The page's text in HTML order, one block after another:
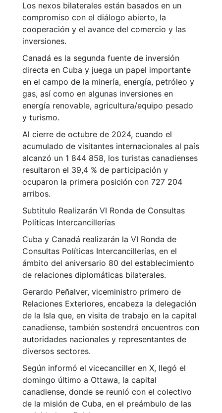
Los nexos bilaterales están basados en un
compromiso con el diálogo abierto, la
cooperación y el avance del comercio y las
inversiones.
Canadá es la segunda fuente de inversión
directa en Cuba y juega un papel importante
en el campo de la minería, energía, petróleo y
gas, así como en algunas inversiones en
energía renovable, agricultura/equipo pesado
y turismo.
Al cierre de octubre de 2024, cuando el
acumulado de visitantes internacionales al país
alcanzó un 1 844 858, los turistas canadienses
resultaron el 39,4 % de participación y
ocuparon la primera posición con 727 204
arribos.
Subtitulo Realizarán VI Ronda de Consultas
Políticas Intercancillerías
Cuba y Canadá realizarán la VI Ronda de
Consultas Políticas Intercancillerías, en el
ámbito del aniversario 80 del establecimiento
de relaciones diplomáticas bilaterales.
Gerardo Peñalver, viceministro primero de
Relaciones Exteriores, encabeza la delegación
de la Isla que, en visita de trabajo en la capital
canadiense, también sostendrá encuentros con
autoridades nacionales y representantes de
diversos sectores.
Según informó el vicecanciller en X, llegó el
domingo último a Ottawa, la capital
canadiense, donde se reunió con el colectivo
de la misión de Cuba, en el preámbulo de las